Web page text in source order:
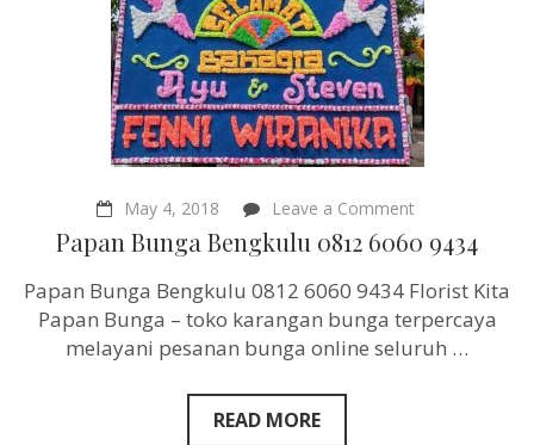
May 4, 2018 Leave a Commenton
Bunga
0812
9434
Papan Bunga Bengkulu 0812 6060 9434
Papan Bunga Bengkulu 0812 6060 9434 Florist Kita
Papan Bunga – toko karangan bunga terpercaya
melayani pesanan bunga online seluruh …
READ MORE